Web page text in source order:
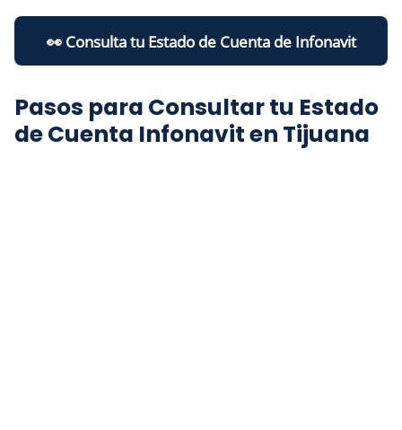
👀​ Consulta tu Estado de Cuenta de Infonavit
Pasos para Consultar tu Estado
de Cuenta Infonavit en Tijuana